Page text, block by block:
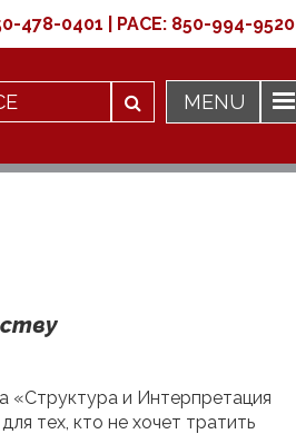
478-0401 PACE: 850-994-9520
«Структура и Интерпретация
тех, кто не хочет тратить